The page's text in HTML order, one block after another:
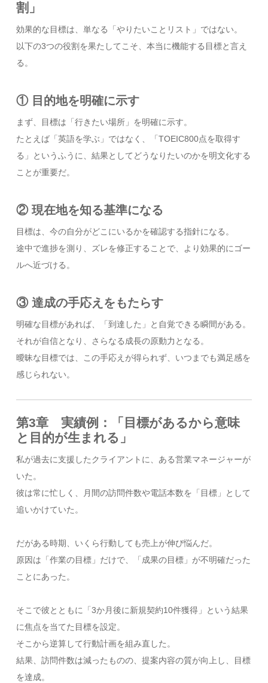
割」
効果的な目標は、単なる「やりたいことリスト」ではない。
以下の3つの役割を果たしてこそ、本当に機能する目標と言え
る。
① 目的地を明確に示す
まず、目標は「行きたい場所」を明確に示す。
たとえば「英語を学ぶ」ではなく、「TOEIC800点を取得す
る」というふうに、結果としてどうなりたいのかを明文化する
ことが重要だ。
② 現在地を知る基準になる
目標は、今の自分がどこにいるかを確認する指針になる。
途中で進捗を測り、ズレを修正することで、より効果的にゴー
ルへ近づける。
③ 達成の手応えをもたらす
明確な目標があれば、「到達した」と自覚できる瞬間がある。
それが自信となり、さらなる成長の原動力となる。
曖昧な目標では、この手応えが得られず、いつまでも満足感を
感じられない。
第3章 実績例：「目標があるから意味
と目的が生まれる」
私が過去に支援したクライアントに、ある営業マネージャーが
いた。
彼は常に忙しく、月間の訪問件数や電話本数を「目標」として
追いかけていた。
だがある時期、いくら行動しても売上が伸び悩んだ。
原因は「作業の目標」だけで、「成果の目標」が不明確だった
ことにあった。
そこで彼とともに「3か月後に新規契約10件獲得」という結果
に焦点を当てた目標を設定。
そこから逆算して行動計画を組み直した。
結果、訪問件数は減ったものの、提案内容の質が向上し、目標
を達成。